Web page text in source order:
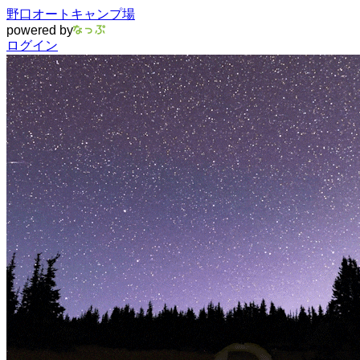
野口オートキャンプ場
powered by
ログイン